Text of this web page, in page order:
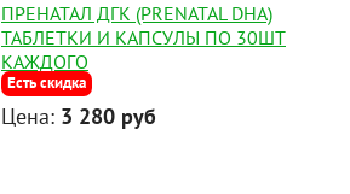
ПРЕНАТАЛ ДГК (PRENATAL DHA)
ТАБЛЕТКИ И КАПСУЛЫ ПО 30ШТ
КАЖДОГО
Есть скидка
Цена: 3 280 руб